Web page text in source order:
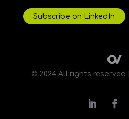
Subscribe on LinkedIn
© 2024 All rights reserved |